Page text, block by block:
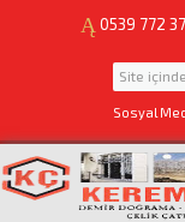
0539 772
Sosyal